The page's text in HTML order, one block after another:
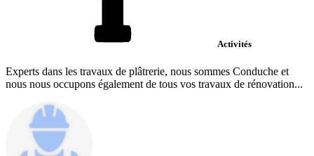
Activités
Experts dans les travaux de plâtrerie, nous sommes Conduche et
nous nous occupons également de tous vos travaux de rénovation...